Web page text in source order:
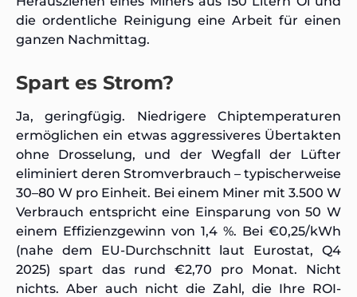
die ordentliche Reinigung eine Arbeit für einen
ganzen Nachmittag.
Spart es Strom?
Ja, geringfügig. Niedrigere Chiptemperaturen
ermöglichen ein etwas aggressiveres Übertakten
ohne Drosselung, und der Wegfall der Lüfter
eliminiert deren Stromverbrauch – typischerweise
30–80 W pro Einheit. Bei einem Miner mit 3.500 W
Verbrauch entspricht eine Einsparung von 50 W
einem Effizienzgewinn von 1,4 %. Bei €0,25/kWh
(nahe dem EU-Durchschnitt laut Eurostat, Q4
2025) spart das rund €2,70 pro Monat. Nicht
nichts. Aber auch nicht die Zahl, die Ihre ROI-